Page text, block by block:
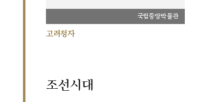
국립중앙박물관
고려청자
조선시대